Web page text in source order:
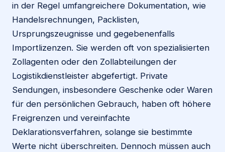
in der Regel umfangreichere Dokumentation, wie
Handelsrechnungen, Packlisten,
Ursprungszeugnisse und gegebenenfalls
Importlizenzen. Sie werden oft von spezialisierten
Zollagenten oder den Zollabteilungen der
Logistikdienstleister abgefertigt. Private
Sendungen, insbesondere Geschenke oder Waren
für den persönlichen Gebrauch, haben oft höhere
Freigrenzen und vereinfachte
Deklarationsverfahren, solange sie bestimmte
Werte nicht überschreiten. Dennoch müssen auch